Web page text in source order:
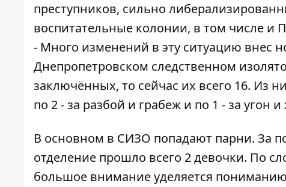
преступников, сильно
воспитательные колонии, в том числе и
- Много изменений в эту ситуацию внес
Днепропетровском следственном
заключённых, то сейчас их всего 16. Из
по 2 - за разбой и грабеж и по 1 - за угон и
В основном в СИЗО попадают парни. За
отделение прошло всего 2 девочки. По
большое внимание уделяется